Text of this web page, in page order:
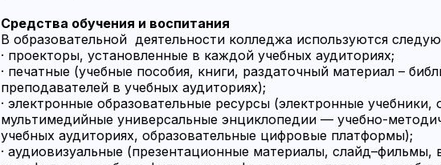
Средства обучения и воспитания
В образовательной деятельности колледжа используются
· проекторы, установленные в каждой учебных аудиториях;
· печатные (учебные пособия, книги, раздаточный материал –
преподавателей в учебных аудиториях);
· электронные образовательные ресурсы (электронные
мультимедийные универсальные энциклопедии — учебно-
учебных аудиториях, образовательные цифровые платформы);
· аудиовизуальные (презентационные материалы,